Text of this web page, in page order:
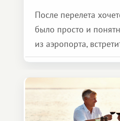
После перелета
было просто и
из аэропорта,
представителя
и спокойно доехать